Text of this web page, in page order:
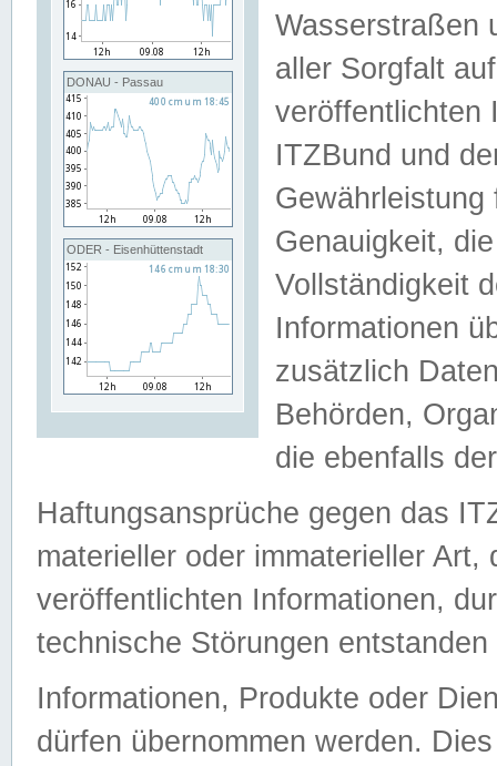
DONAU - Passau
ODER - Eisenhüttenstadt
Wasserstraßen
aller Sorgfalt
veröffentlichten
ITZBund und
Genauigkeit,
Vollständigkeit
Informationen
zusätzlich
Behörden,
die ebenfalls
Haftungsansprüche gegen das
materieller oder immaterieller
veröffentlichten Informationen,
technische Störungen
Informationen, Produkte oder
dürfen übernommen werden.